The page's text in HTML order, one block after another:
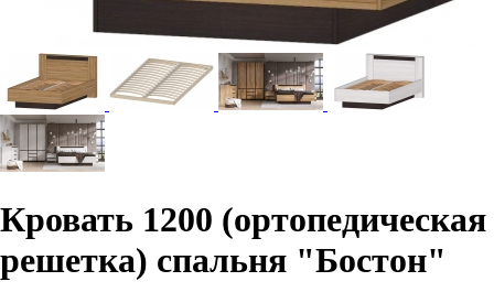
Кровать 1200 (ортопедическая
решетка) спальня "Бостон"